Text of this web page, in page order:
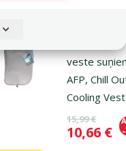
veste
AFP, Chill
Cooling
Oriģinālā
15,99 €
Cena
10,66 €